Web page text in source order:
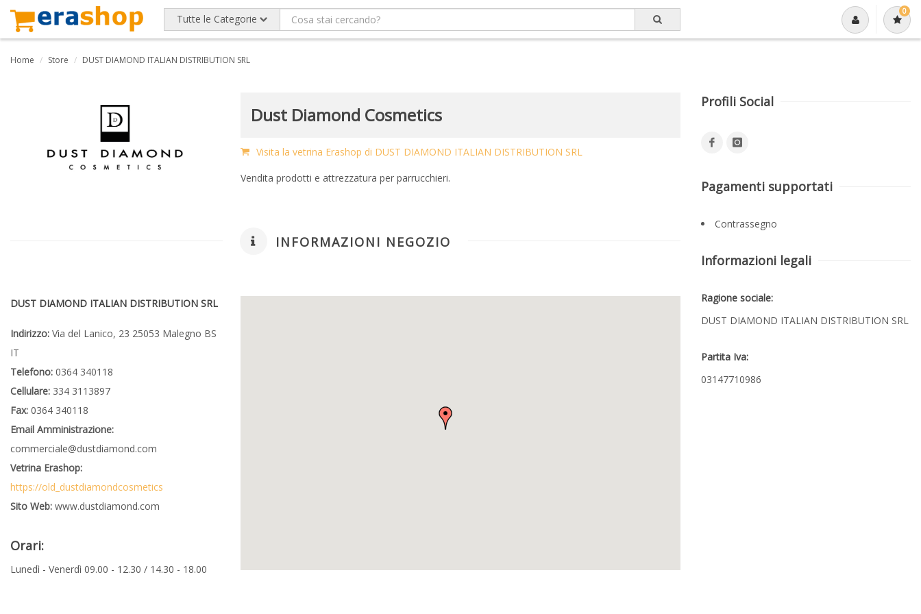
Tutte le Categorie
0
Home Store DUST DIAMOND ITALIAN DISTRIBUTION SRL
Dust Diamond Cosmetics
Visita la vetrina Erashop di DUST DIAMOND ITALIAN DISTRIBUTION SRL
Vendita prodotti e attrezzatura per parrucchieri.
INFORMAZIONI NEGOZIO
DUST DIAMOND ITALIAN DISTRIBUTION SRL
Indirizzo: Via del Lanico, 23 25053 Malegno BS
IT
Telefono: 0364 340118
Cellulare: 334 3113897
Fax: 0364 340118
Email Amministrazione:
commerciale@dustdiamond.com
Vetrina Erashop:
https://old_dustdiamondcosmetics
Sito Web: www.dustdiamond.com
Orari:
Lunedì - Venerdì 09.00 - 12.30 / 14.30 - 18.00
Profili Social
Pagamenti supportati
Contrassegno
Informazioni legali
Ragione sociale:
DUST DIAMOND ITALIAN DISTRIBUTION SRL
Partita Iva:
03147710986